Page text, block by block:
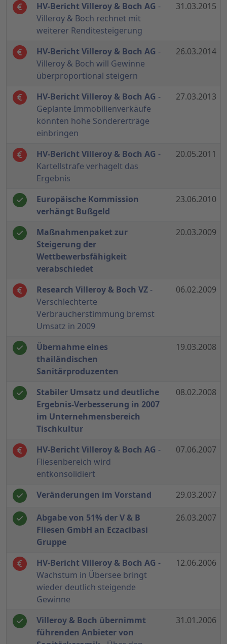
HV-Bericht Villeroy & Boch AG -
Villeroy & Boch rechnet mit
weiterer Renditesteigerung
31.03.2015
HV-Bericht Villeroy & Boch AG -
Villeroy & Boch will Gewinne
überproportional steigern
26.03.2014
HV-Bericht Villeroy & Boch AG -
Geplante Immobilienverkäufe
könnten hohe Sondererträge
einbringen
27.03.2013
HV-Bericht Villeroy & Boch AG -
Kartellstrafe verhagelt das
Ergebnis
20.05.2011
Europäische Kommission
verhängt Bußgeld
23.06.2010
Maßnahmenpaket zur
Steigerung der
Wettbewerbsfähigkeit
verabschiedet
20.03.2009
Research Villeroy & Boch VZ-
Verschlechterte
Verbraucherstimmung bremst
Umsatz in 2009
06.02.2009
Übernahme eines
thailändischen
Sanitärproduzenten
19.03.2008
Stabiler Umsatz und deutliche
Ergebnis-Verbesserung in 2007
im Unternehmensbereich
Tischkultur
08.02.2008
HV-Bericht Villeroy & Boch AG -
Fliesenbereich wird
entkonsolidiert
07.06.2007
Veränderungen im Vorstand 29.03.2007
Abgabe von 51% der V & B
Fliesen GmbH an Eczacibasi
Gruppe
26.03.2007
HV-Bericht Villeroy & Boch AG -
Wachstum in Übersee bringt
wieder deutlich steigende
Gewinne
12.06.2006
Villeroy & Boch übernimmt
führenden Anbieter von
31.01.2006